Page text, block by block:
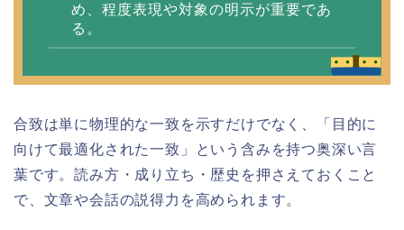
め、程度表現や対象の明示が重要であ
る。
合致は単に物理的な一致を示すだけでなく、「目的に
向けて最適化された一致」という含みを持つ奥深い言
葉です。読み方・成り立ち・歴史を押さえておくこと
で、文章や会話の説得力を高められます。